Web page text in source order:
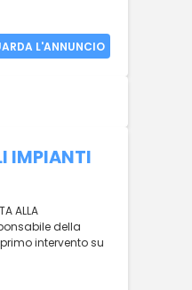
L'ANNUNCIO
IMPIANTI
ALLA
della
intervento su